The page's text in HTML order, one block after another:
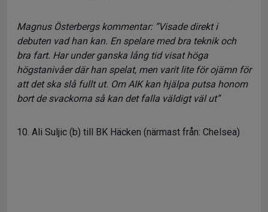
Magnus Österbergs kommentar: ”Visade direkt i
debuten vad han kan. En spelare med bra teknik och
bra fart. Har under ganska lång tid visat höga
högstanivåer där han spelat, men varit lite för ojämn för
att det ska slå fullt ut. Om AIK kan hjälpa putsa honom
bort de svackorna så kan det falla väldigt väl ut”
10. Ali Suljic (b) till BK Häcken (närmast från: Chelsea)